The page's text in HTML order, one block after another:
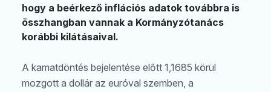
hogy a beérkező inflációs adatok továbbra is
összhangban vannak a Kormányzótanács
korábbi kilátásaival.
A kamatdöntés bejelentése előtt 1,1685 körül
mozgott a dollár az euróval szemben, a